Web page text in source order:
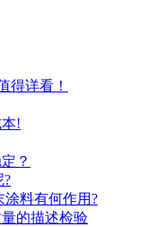
得详看！
!
？
?
料有何作用?
的描述检验